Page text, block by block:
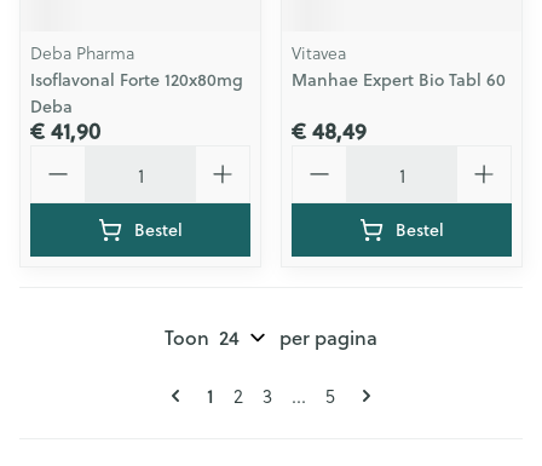
Deba Pharma
Isoflavonal Forte 120x80mg
Deba
€ 41,90
Bestel
Vitavea
Manhae Expert Bio Tabl 60
€ 48,49
Bestel
Pagina's
U lees momenteel pagina
1 Pagina
2 Pagina
3 ... Pagina
5
Toon per pagina